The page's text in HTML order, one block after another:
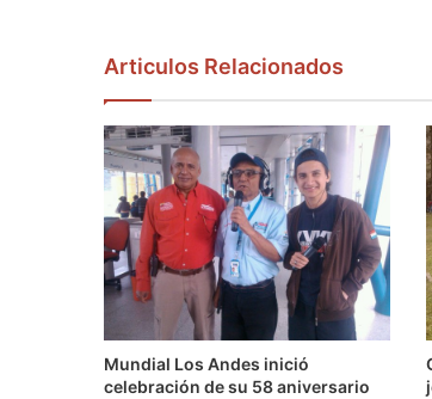
Articulos Relacionados
Mundial Los Andes inició
celebración de su 58 aniversario